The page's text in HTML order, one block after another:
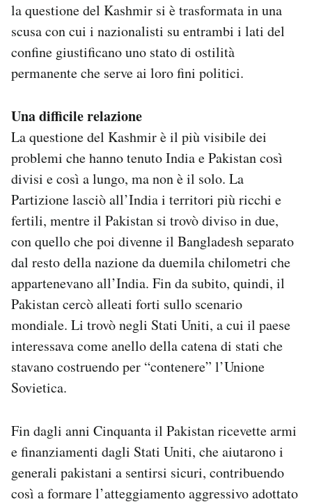
la questione del Kashmir si è trasformata in una
scusa con cui i nazionalisti su entrambi i lati del
confine giustificano uno stato di ostilità
permanente che serve ai loro fini politici.
Una difficile relazione
La questione del Kashmir è il più visibile dei
problemi che hanno tenuto India e Pakistan così
divisi e così a lungo, ma non è il solo. La
Partizione lasciò all’India i territori più ricchi e
fertili, mentre il Pakistan si trovò diviso in due,
con quello che poi divenne il Bangladesh separato
dal resto della nazione da duemila chilometri che
appartenevano all’India. Fin da subito, quindi, il
Pakistan cercò alleati forti sullo scenario
mondiale. Li trovò negli Stati Uniti, a cui il paese
interessava come anello della catena di stati che
stavano costruendo per “contenere” l’Unione
Sovietica.
Fin dagli anni Cinquanta il Pakistan ricevette armi
e finanziamenti dagli Stati Uniti, che aiutarono i
generali pakistani a sentirsi sicuri, contribuendo
così a formare l’atteggiamento aggressivo adottato